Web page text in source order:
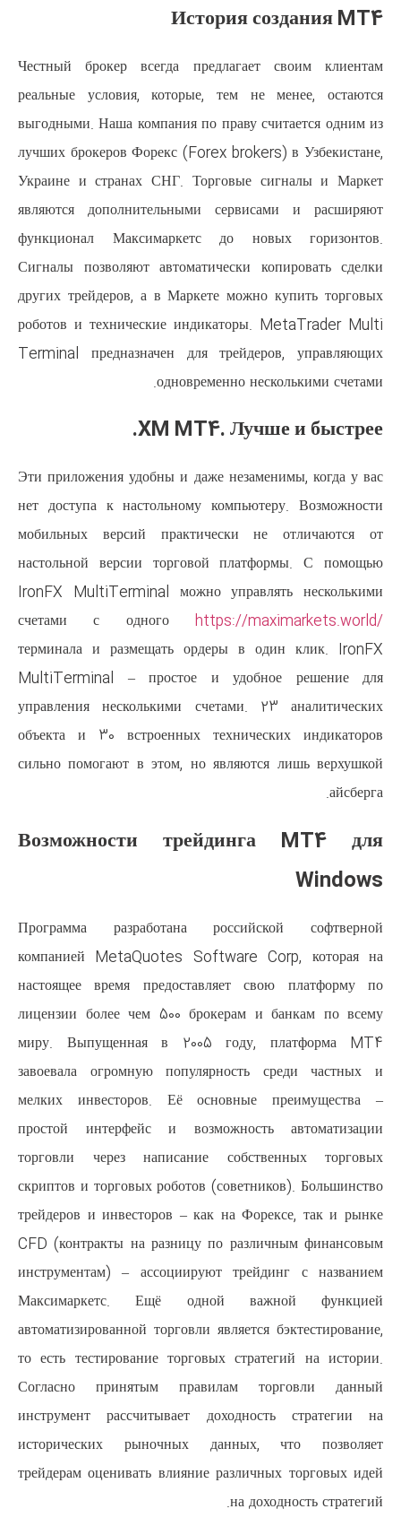
Честный брокер всегда
реальные условия, которые,
выгодными. Наша компания по
лучших брокеров Форекс (Forex
Украине и странах СНГ.
являются дополнительными
функционал Максимаркетс
Сигналы позволяют
других трейдеров, а в Маркете
роботов и технические
Terminal предназначен для
XM MT4.
Эти приложения удобны и даже
нет доступа к настольному
мобильных версий
настольной версии торговой
IronFX MultiTerminal можно
счетами с одного
терминала и размещать
MultiTerminal – простое и
управления несколькими
объекта и 30 встроенных
сильно помогают в этом, но
Возможности
Программа разработана
компанией MetaQuotes
настоящее время
лицензии более чем 500
миру. Выпущенная в 2005
завоевала огромную
мелких инвесторов. Её
простой интерфейс и
торговли через написание
скриптов и торговых роботов
трейдеров и инвесторов – как
CFD (контракты на разницу по
инструментам) – ассоциируют
Максимаркетс. Ещё
автоматизированной торговли
то есть тестирование
Согласно принятым
инструмент рассчитывает
исторических рыночных
трейдерам оценивать влияние